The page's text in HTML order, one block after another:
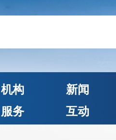
机构
新闻
服务
互动